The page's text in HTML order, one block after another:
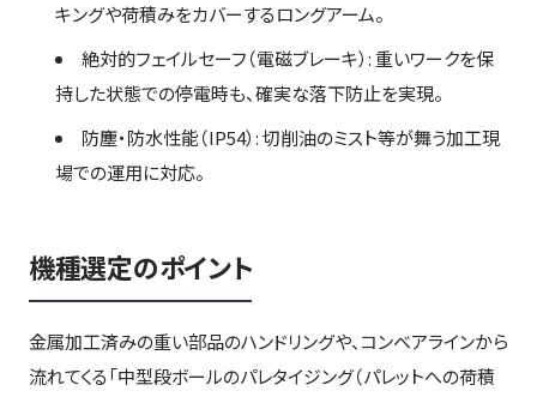
キングや荷積みをカバーするロングアーム。
絶対的フェイルセーフ（電磁ブレーキ）: 重いワークを保
持した状態での停電時も、確実な落下防止を実現。
防塵・防水性能（IP54）: 切削油のミスト等が舞う加工現
場での運用に対応。
機種選定のポイント
金属加工済みの重い部品のハンドリングや、コンベアラインから
流れてくる「中型段ボールのパレタイジング（パレットへの荷積